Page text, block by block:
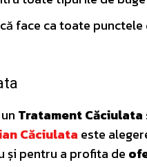
face ca toate
Tratament Căciulata
Căciulata este
și pentru a profita de